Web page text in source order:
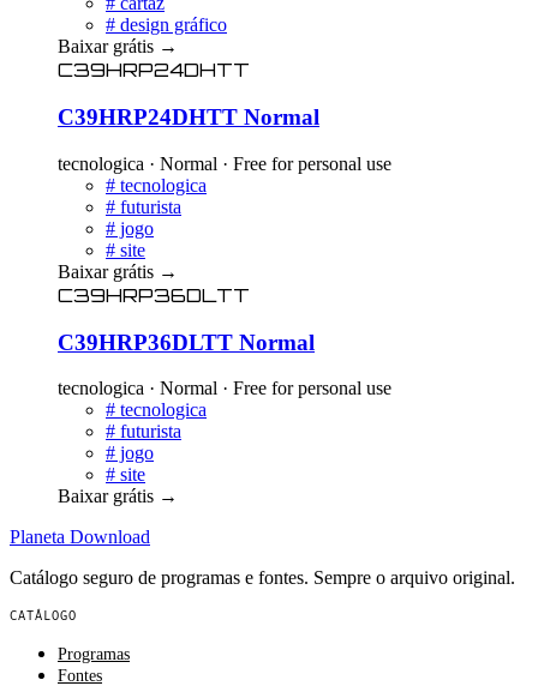
# design gráfico
Baixar grátis →
C39HRP24DHTT
C39HRP24DHTT Normal
tecnologica · Normal · Free for personal use
# tecnologica
# futurista
# jogo
# site
Baixar grátis →
C39HRP36DLTT
C39HRP36DLTT Normal
tecnologica · Normal · Free for personal use
# tecnologica
# futurista
# jogo
# site
Baixar grátis →
Planeta Download
Catálogo seguro de programas e fontes. Sempre o arquivo original.
CATÁLOGO
Programas
Fontes